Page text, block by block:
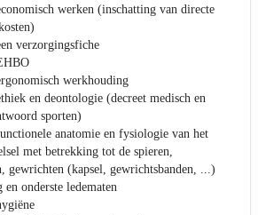
werken (inschatting van directe
verzorgingsfiche
werkhouding
en deontologie (decreet medisch en
sporten)
anatomie en fysiologie van het
met betrekking tot de spieren,
gewrichten (kapsel, gewrichtsbanden, ...)
en onderste ledematen